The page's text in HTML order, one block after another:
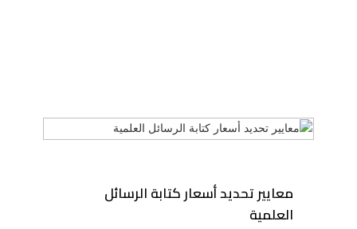
معايير تحديد أسعار كتابة الرسائل
العلمية